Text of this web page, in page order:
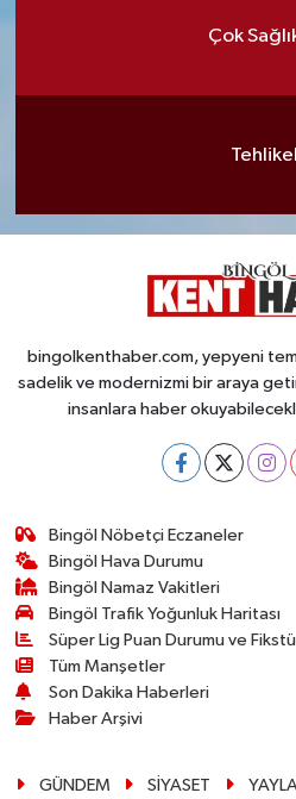
Çok
bingolkenthaber.com, yepyeni
sadelik ve modernizmi bir araya
insanlara haber
Bingöl Nöbetçi Eczaneler
Bingöl Hava Durumu
Bingöl Namaz Vakitleri
Bingöl Trafik Yoğunluk Haritası
Süper Lig Puan Durumu ve
Tüm Manşetler
Son Dakika Haberleri
Haber Arşivi
GÜNDEM SİYASET